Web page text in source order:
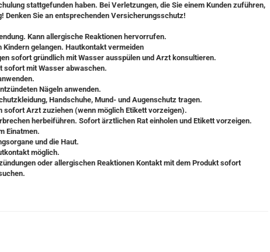
stattgefunden haben. Bei Verletzungen, die Sie einem Kunden zuführen,
Denken Sie an entsprechenden Versicherungsschutz!
Kann allergische Reaktionen hervorrufen.
Kindern gelangen. Hautkontakt vermeiden
sofort gründlich mit Wasser ausspülen und Arzt konsultieren.
sofort mit Wasser abwaschen.
Nägeln anwenden.
Handschuhe, Mund- und Augenschutz tragen.
sofort Arzt zuziehen (wenn möglich Etikett vorzeigen).
herbeiführen. Sofort ärztlichen Rat einholen und Etikett vorzeigen.
Einatmen.
und die Haut.
möglich.
oder allergischen Reaktionen Kontakt mit dem Produkt sofort